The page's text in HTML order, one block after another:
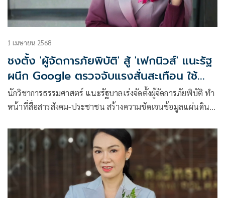
1 เมษายน 2568
ชงตั้ง 'ผู้จัดการภัยพิบัติ' สู้ 'เฟกนิวส์' แนะรัฐ
ผนึก Google ตรวจจับแรงสั่นสะเทือน ใช้
แอนดรอยด์ 2,000 ล. เครื่องเป็น sensor
นักวิชาการธรรมศาสตร์ แนะรัฐบาลเร่งจัดตั้งผู้จัดการภัยพิบัติ ทำ
หน้าที่สื่อสารสังคม-ประชาชน สร้างความชัดเจนข้อมูลแผ่นดิน
อยด์’ กว่า 2,000 ล้านเครื่อง ทำหน้าที่เป็น sensor ตรวจจับแรง
สั่นสะเทือนขนาดเล็ก